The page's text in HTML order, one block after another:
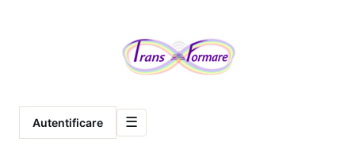
Autentificare ☰